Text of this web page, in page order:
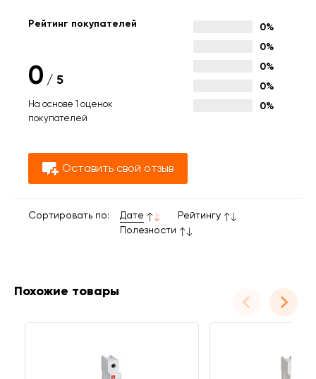
Рейтинг покупателей
0 / 5
На основе 1 оценок
покупателей
0%
0%
0%
0%
0%
Оставить свой отзыв
Сортировать по: Дате
Рейтингу
Полезности
Похожие товары